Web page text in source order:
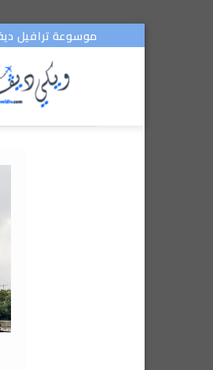
موسوعة ترافيل